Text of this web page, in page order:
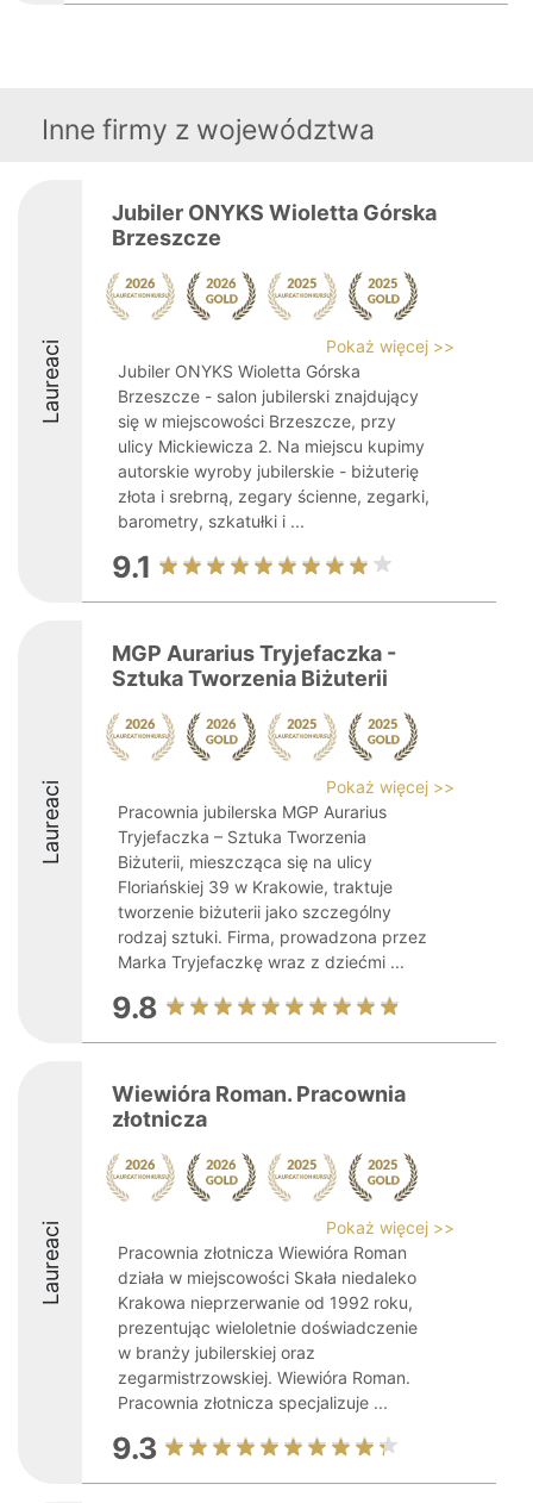
Inne firmy z województwa
Laureaci
Jubiler ONYKS Wioletta Górska
Brzeszcze
Pokaż więcej >>
Jubiler ONYKS Wioletta Górska
Brzeszcze - salon jubilerski znajdujący
się w miejscowości Brzeszcze, przy
ulicy Mickiewicza 2. Na miejscu kupimy
autorskie wyroby jubilerskie - biżuterię
złota i srebrną, zegary ścienne, zegarki,
barometry, szkatułki i ...
9.1
Laureaci
MGP Aurarius Tryjefaczka -
Sztuka Tworzenia Biżuterii
Pokaż więcej >>
Pracownia jubilerska MGP Aurarius
Tryjefaczka – Sztuka Tworzenia
Biżuterii, mieszcząca się na ulicy
Floriańskiej 39 w Krakowie, traktuje
tworzenie biżuterii jako szczególny
rodzaj sztuki. Firma, prowadzona przez
Marka Tryjefaczkę wraz z dziećmi ...
9.8
Laureaci
Wiewióra Roman. Pracownia
złotnicza
Pokaż więcej >>
Pracownia złotnicza Wiewióra Roman
działa w miejscowości Skała niedaleko
Krakowa nieprzerwanie od 1992 roku,
prezentując wieloletnie doświadczenie
w branży jubilerskiej oraz
zegarmistrzowskiej. Wiewióra Roman.
Pracownia złotnicza specjalizuje ...
9.3